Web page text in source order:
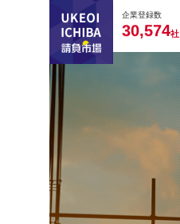
企業登録数
0
3
0
0,
0
5
0
74社